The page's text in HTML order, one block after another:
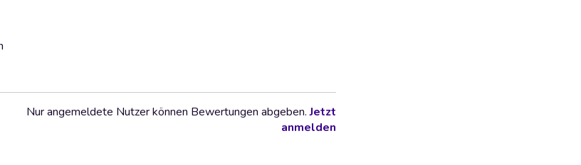
Nur angemeldete Nutzer können Bewertungen abgeben.Jetzt
anmelden